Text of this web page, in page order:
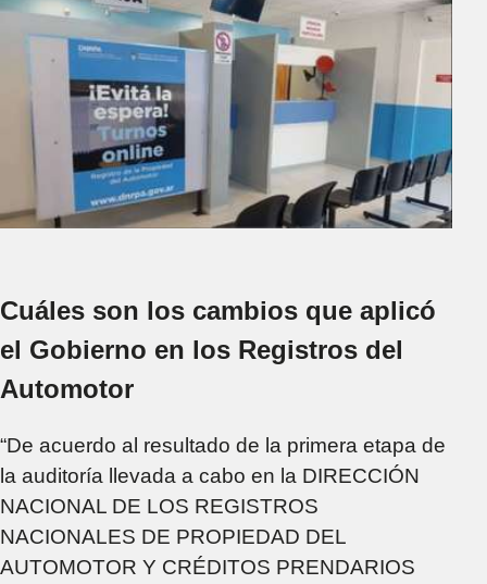
Cuáles son los cambios que aplicó
el Gobierno en los Registros del
Automotor
“De acuerdo al resultado de la primera etapa de
la auditoría llevada a cabo en la DIRECCIÓN
NACIONAL DE LOS REGISTROS
NACIONALES DE PROPIEDAD DEL
AUTOMOTOR Y CRÉDITOS PRENDARIOS